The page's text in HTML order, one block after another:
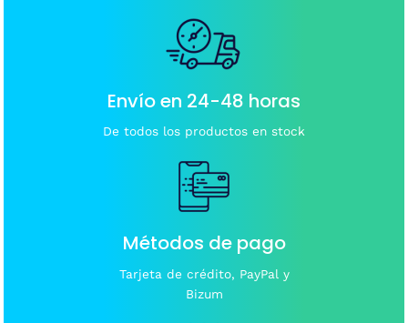
Envío en 24-48 horas
De todos los productos en stock
Métodos de pago
Tarjeta de crédito, PayPal y
Bizum